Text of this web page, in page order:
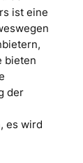
ist eine
bieten
der
es wird